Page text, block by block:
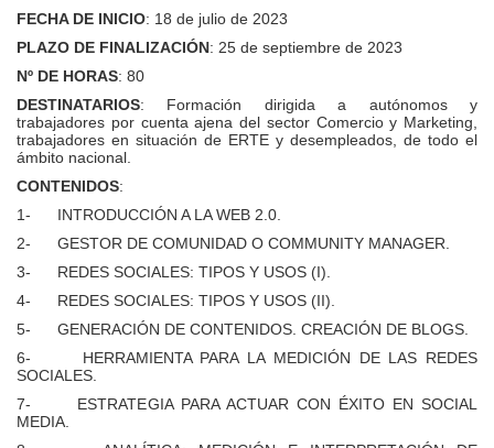
FECHA DE INICIO: 18 de julio de 2023
PLAZO DE FINALIZACIÓN: 25 de septiembre de 2023
Nº DE HORAS: 80
DESTINATARIOS: Formación dirigida a autónomos y
trabajadores por cuenta ajena del sector Comercio y Marketing,
trabajadores en situación de ERTE y desempleados, de todo el
ámbito nacional.
CONTENIDOS:
1- INTRODUCCIÓN A LA WEB 2.0.
2- GESTOR DE COMUNIDAD O COMMUNITY MANAGER.
3- REDES SOCIALES: TIPOS Y USOS (I).
4- REDES SOCIALES: TIPOS Y USOS (II).
5- GENERACIÓN DE CONTENIDOS. CREACIÓN DE BLOGS.
6- HERRAMIENTA PARA LA MEDICIÓN DE LAS REDES
SOCIALES.
7- ESTRATEGIA PARA ACTUAR CON ÉXITO EN SOCIAL
MEDIA.